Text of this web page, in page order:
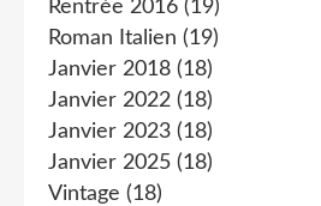
Rentrée 2016 (19)
Roman Italien (19)
Janvier 2018 (18)
Janvier 2022 (18)
Janvier 2023 (18)
Janvier 2025 (18)
Vintage (18)